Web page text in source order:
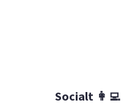
Socialt 👩‍💻